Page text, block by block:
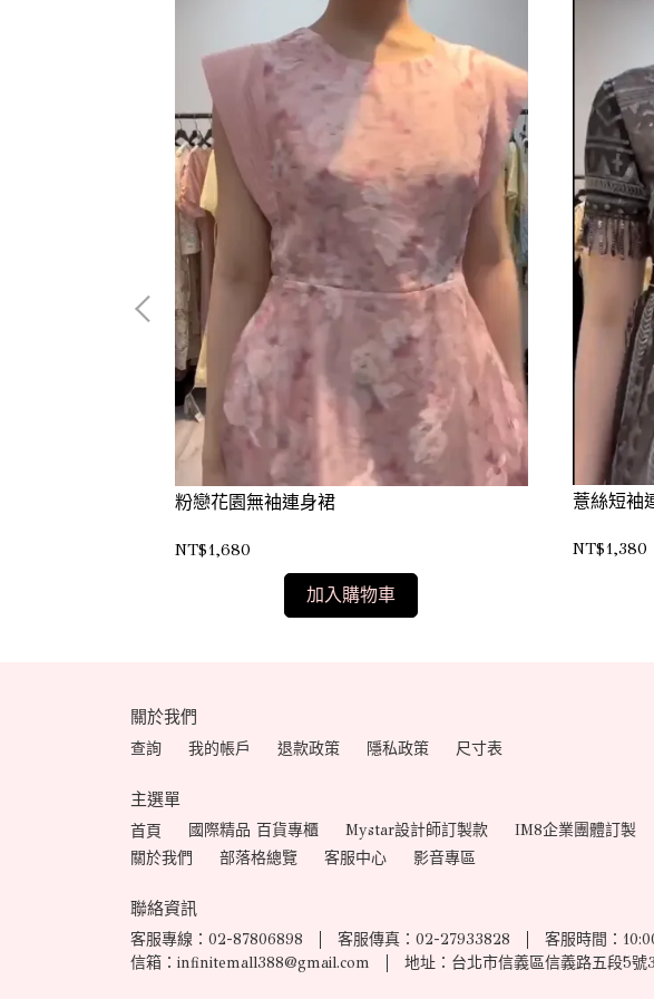
粉戀花園無袖連身裙
NT$1,680
加入購物車
薏絲短袖
NT$1,380
關於我們
查詢 我的帳戶 退款政策 隱私政策 尺寸表
主選單
首頁 國際精品 百貨專櫃 Mystar設計師訂製款 IM8企業團體訂製
關於我們
部落格總覽 客服中心 影音專區
聯絡資訊
客服專線：02-87806898 客服傳真：02-27933828
客服時間：
信箱：infinitemall388@gmail.com
地址：台北市信義區信義路五段5號